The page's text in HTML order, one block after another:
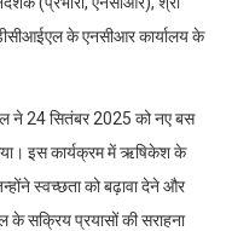
के एनसीआर कार्यालय के
ने 24 सितंबर 2025 को नए बस
इस कार्यक्रम में ऋषिकेश के
स्वच्छता को बढ़ावा देने और
के सक्रिय प्रयासों की सराहना